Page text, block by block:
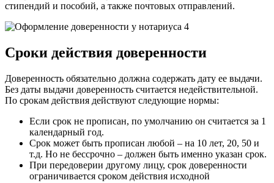
стипендий и пособий, а также почтовых отправлений.
Сроки действия доверенности
Доверенность обязательно должна содержать дату ее выдачи.
Без даты выдачи доверенность считается недействительной.
По срокам действия действуют следующие нормы:
Если срок не прописан, по умолчанию он считается за 1
календарный год.
Срок может быть прописан любой – на 10 лет, 20, 50 и
т.д. Но не бессрочно – должен быть именно указан срок.
При передоверии другому лицу, срок доверенности
ограничивается сроком действия исходной